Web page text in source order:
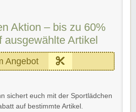
Aktion – bis zu 60%
ausgewählte Artikel
Angebot
sichert euch mit der Sportlädchen
auf bestimmte Artikel.